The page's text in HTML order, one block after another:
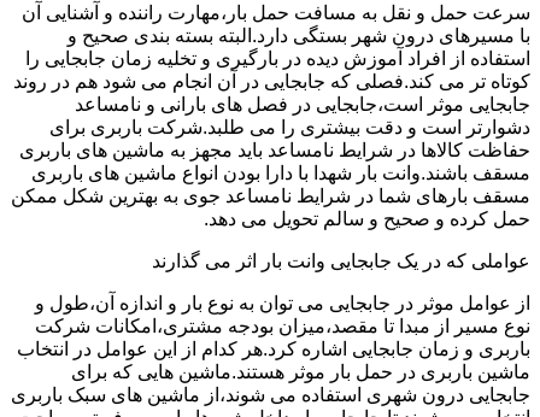
سرعت حمل و نقل به مسافت حمل بار،مهارت راننده و آشنایی آن
با مسیرهای درون شهر بستگی دارد.البته بسته بندی صحیح و
استفاده از افراد آموزش دیده در بارگیری و تخلیه زمان جابجایی را
کوتاه تر می کند.فصلی که جابجایی در آن انجام می شود هم در روند
جابجایی موثر است،جابجایی در فصل های بارانی و نامساعد
دشوارتر است و دقت بیشتری را می طلبد.شرکت باربری برای
حفاظت کالاها در شرایط نامساعد باید مجهز به ماشین های باربری
مسقف باشند.وانت بار شهدا با دارا بودن انواع ماشین های باربری
مسقف بارهای شما در شرایط نامساعد جوی به بهترین شکل ممکن
حمل کرده و صحیح و سالم تحویل می دهد.
عواملی که در یک جابجایی وانت بار اثر می گذارند
از عوامل موثر در جابجایی می توان به نوع بار و اندازه آن،طول و
نوع مسیر از مبدا تا مقصد،میزان بودجه مشتری،امکانات شرکت
باربری و زمان جابجایی اشاره کرد.هر کدام از این عوامل در انتخاب
ماشین باربری در حمل بار موثر هستند.ماشین هایی که برای
جابجایی درون شهری استفاده می شوند،از ماشین های سبک باربری